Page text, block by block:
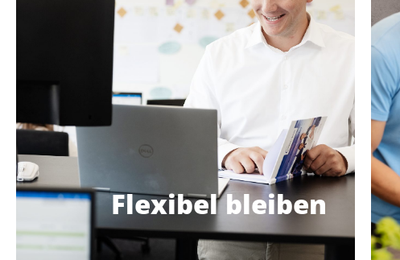
Flexibel bleiben
Immer flexibel
Bei uns kannst du Arbeit und Freizeit in
Einklang bringen. Du hast in vielen Bereichen
die Möglichkeit, deine Arbeitszeiten an deine
Bedürfnisse anzupassen. Entsprechend sind
auch Remote Work oder Workation keine